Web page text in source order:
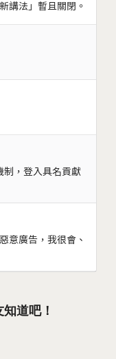
講法」暫且關閉。
，登入具名貢獻
意廣告，我很會、
道吧！